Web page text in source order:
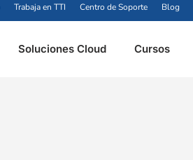
Trabaja en TTI Centro de Soporte Blog
Soluciones Cloud Cursos